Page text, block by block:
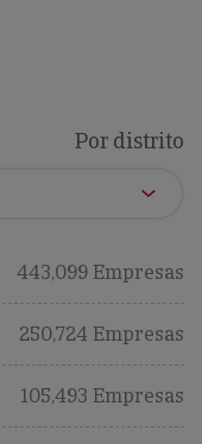
Por distrito
443,099 Empresas
250,724 Empresas
105,493 Empresas